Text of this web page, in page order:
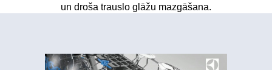
un droša trauslo glāžu mazgāšana.